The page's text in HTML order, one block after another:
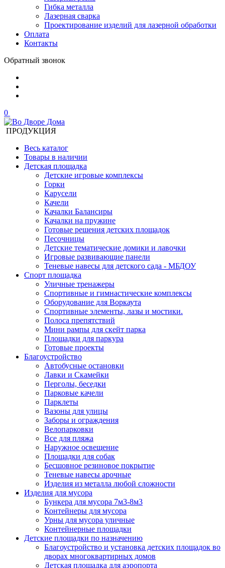
Гибка металла
Лазерная сварка
Проектирование изделий для лазерной обработки
Оплата
Контакты
Обратный звонок
0
ПРОДУКЦИЯ
Весь каталог
Товары в наличии
Детская площадка
Детские игровые комплексы
Горки
Карусели
Качели
Качалки Балансиры
Качалки на пружине
Готовые решения детских площадок
Песочницы
Детские тематические домики и лавочки
Игровые развивающие панели
Теневые навесы для детского сада - МБДОУ
Спорт площадка
Уличные тренажеры
Спортивные и гимнастические комплексы
Оборудование для Воркаута
Спортивные элементы, лазы и мостики.
Полоса препятствий
Мини рампы для скейт парка
Площадки для паркура
Готовые проекты
Благоустройство
Автобусные остановки
Лавки и Скамейки
Перголы, беседки
Парковые качели
Парклеты
Вазоны для улицы
Заборы и ограждения
Велопарковки
Все для пляжа
Наружное освещение
Площадки для собак
Бесшовное резиновое покрытие
Теневые навесы арочные
Изделия из металла любой сложности
Изделия для мусора
Бункера для мусора 7м3-8м3
Контейнеры для мусора
Урны для мусора уличные
Контейнерные площадки
Детские площадки по назначению
Благоустройство и установка детских площадок во
дворах многоквартирных домов
Детская площадка для аэропорта